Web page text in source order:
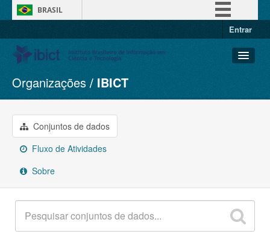
BRASIL
Entrar
Conjuntos de dados
Organizações
Grupos
Sobre
Organizações IBICT
Conjuntos de dados
Fluxo de Atividades
Sobre